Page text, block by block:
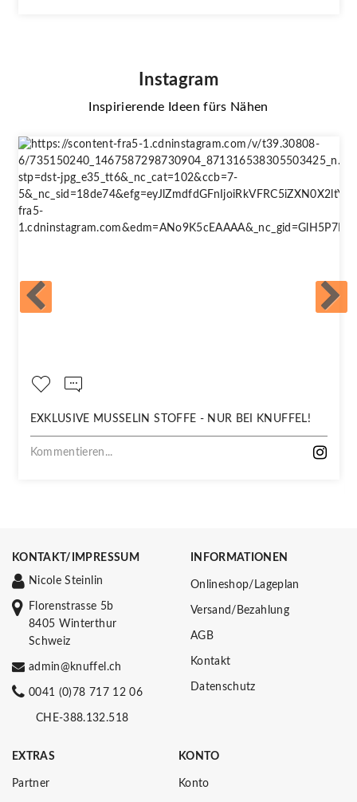
Instagram
Inspirierende Ideen fürs Nähen
EXKLUSIVE MUSSELIN STOFFE - NUR BEI KNUFFEL!
Kommentieren...
KONTAKT/IMPRESSUM
Nicole Steinlin
Florenstrasse 5b
8405 Winterthur
Schweiz
admin@knuffel.ch
0041 (0)78 717 12 06
CHE-388.132.518
INFORMATIONEN
Onlineshop/Lageplan
Versand/Bezahlung
AGB
Kontakt
Datenschutz
EXTRAS
Partner
KONTO
Konto